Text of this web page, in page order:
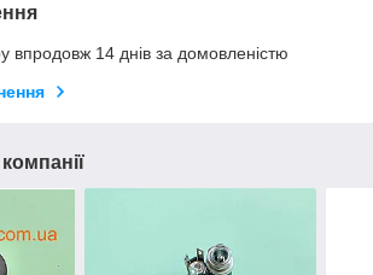
впродовж 14 днів за домовленістю